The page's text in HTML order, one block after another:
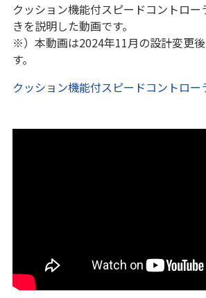
クッション機能付スピードコントロー
きを説明した動画です。
※）本動画は2024年11月の設計変更
す。
クッション機能付スピードコントロー